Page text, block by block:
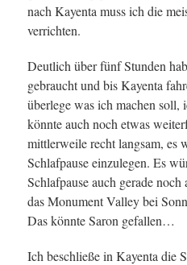
nach Kayenta muss ich die
verrichten.
Deutlich über fünf Stunden
gebraucht und bis Kayenta
überlege was ich machen soll,
könnte auch noch etwas
mittlerweile recht langsam, es
Schlafpause einzulegen. Es
Schlafpause auch gerade
das Monument Valley bei
Das könnte Saron gefallen…
Ich beschließe in Kayenta die